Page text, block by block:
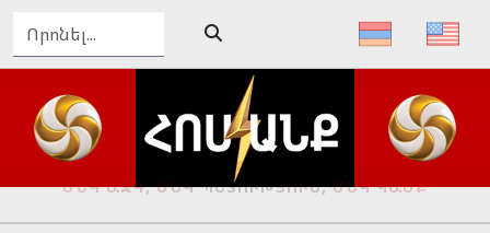
ԴԵՊԻ՛ ՄԵԾ ՀԱՅՔ, ԴԵՊԻ՛ ՓԱՌԱՀԵՂ ԱՊԱԳԱ